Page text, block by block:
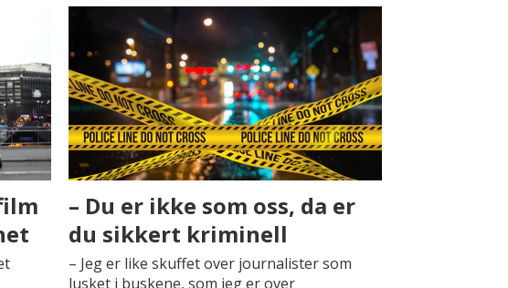
– Du er ikke som oss, da er
du sikkert kriminell
– Jeg er like skuffet over journalister som
lusket i buskene, som jeg er over